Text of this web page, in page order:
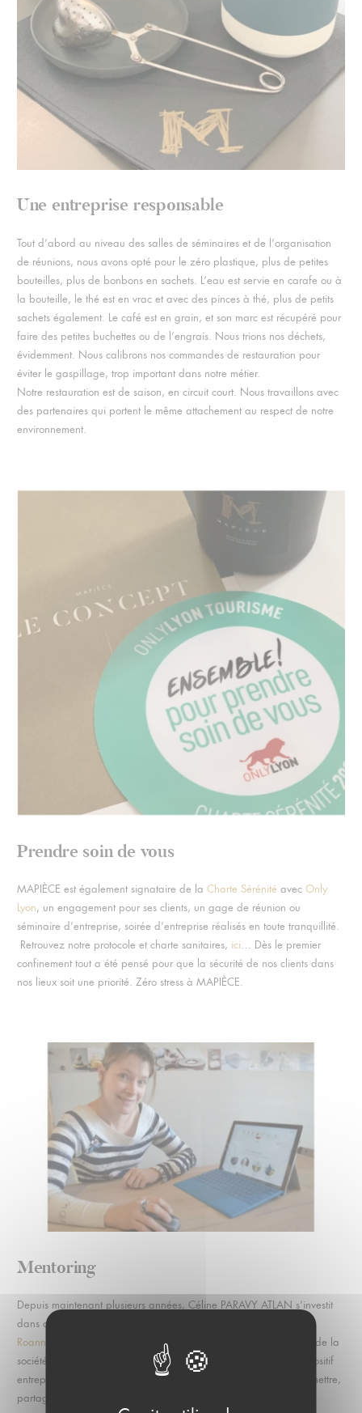
Une entreprise responsable
Tout d’abord au niveau des salles de séminaires et de l’organisation
de réunions, nous avons opté pour le zéro plastique, plus de petites
bouteilles, plus de bonbons en sachets. L’eau est servie en carafe ou à
la bouteille, le thé est en vrac et avec des pinces à thé, plus de petits
sachets également. Le café est en grain, et son marc est récupéré pour
faire des petites buchettes ou de l’engrais. Nous trions nos déchets,
évidemment. Nous calibrons nos commandes de restauration pour
éviter le gaspillage, trop important dans notre métier.
Notre restauration est de saison, en circuit court. Nous travaillons avec
des partenaires qui portent le même attachement au respect de notre
environnement.
Prendre soin de vous
MAPIÈCE est également signataire de la Charte Sérénité avec Only
Lyon, un engagement pour ses clients, un gage de réunion ou
séminaire d’entreprise, soirée d’entreprise réalisés en toute tranquillité.
Retrouvez notre protocole et charte sanitaires, ici… Dès le premier
confinement tout a été pensé pour que la sécurité de nos clients dans
nos lieux soit une priorité. Zéro stress à MAPIÈCE.
Mentoring
Depuis maintenant plusieurs années, Céline PARAVY ATLAN s’investit
dans du mentoring avec la
Roanne,
elle accompagne Céline Sebrecht, jeune entrepreneure de la
société
ou encore les porteurs de projets du dispositif
entrepreneurial
. Elle consacre du temps pour transmettre,
partager ses compétences et son savoir-faire ainsi que sa vision